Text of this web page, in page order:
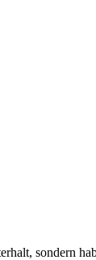
sondern